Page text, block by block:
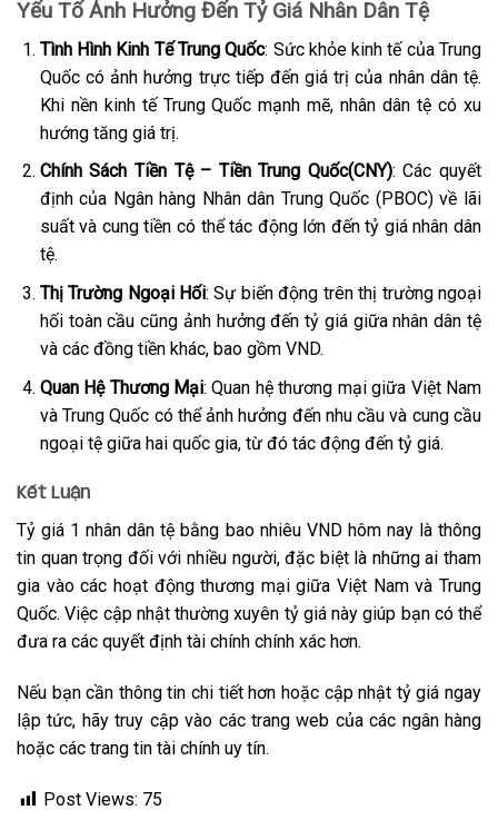
Yếu Tố Ảnh Hưởng Đến Tỷ Giá Nhân Dân Tệ
Tình Hình Kinh Tế Trung Quốc: Sức khỏe kinh tế của Trung
Quốc có ảnh hưởng trực tiếp đến giá trị của nhân dân tệ.
Khi nền kinh tế Trung Quốc mạnh mẽ, nhân dân tệ có xu
hướng tăng giá trị.
Chính Sách Tiền Tệ – Tiền Trung Quốc(CNY): Các quyết
định của Ngân hàng Nhân dân Trung Quốc (PBOC) về lãi
suất và cung tiền có thể tác động lớn đến tỷ giá nhân dân
tệ.
Thị Trường Ngoại Hối: Sự biến động trên thị trường ngoại
hối toàn cầu cũng ảnh hưởng đến tỷ giá giữa nhân dân tệ
và các đồng tiền khác, bao gồm VND.
Quan Hệ Thương Mại: Quan hệ thương mại giữa Việt Nam
và Trung Quốc có thể ảnh hưởng đến nhu cầu và cung cầu
ngoại tệ giữa hai quốc gia, từ đó tác động đến tỷ giá.
Kết Luận
Tỷ giá 1 nhân dân tệ bằng bao nhiêu VND hôm nay là thông
tin quan trọng đối với nhiều người, đặc biệt là những ai tham
gia vào các hoạt động thương mại giữa Việt Nam và Trung
Quốc. Việc cập nhật thường xuyên tỷ giá này giúp bạn có thể
đưa ra các quyết định tài chính chính xác hơn.
Nếu bạn cần thông tin chi tiết hơn hoặc cập nhật tỷ giá ngay
lập tức, hãy truy cập vào các trang web của các ngân hàng
hoặc các trang tin tài chính uy tín.
Post Views: 75